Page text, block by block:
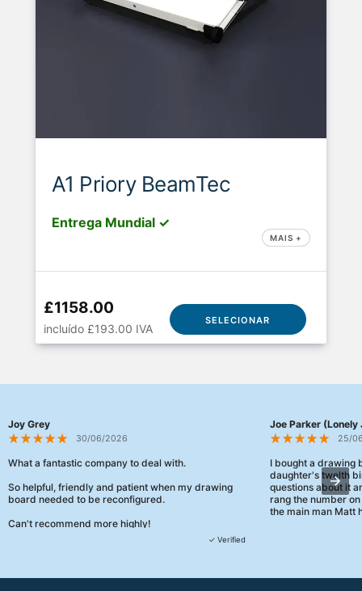
A1 Priory BeamTec
Entrega Mundial ✓
MAIS +
£1158.00
incluído £193.00 IVA
SELECIONAR
Joy Grey
30/06/2026
What a fantastic company to deal with.
So helpful, friendly and patient when my drawing
board needed to be reconfigured.
Can't recommend more highly!
✓ Verified
Joe Parker (Lonely
25/
I bought a drawing
daughter's twelth
questions about it
rang the number
the main man Matt